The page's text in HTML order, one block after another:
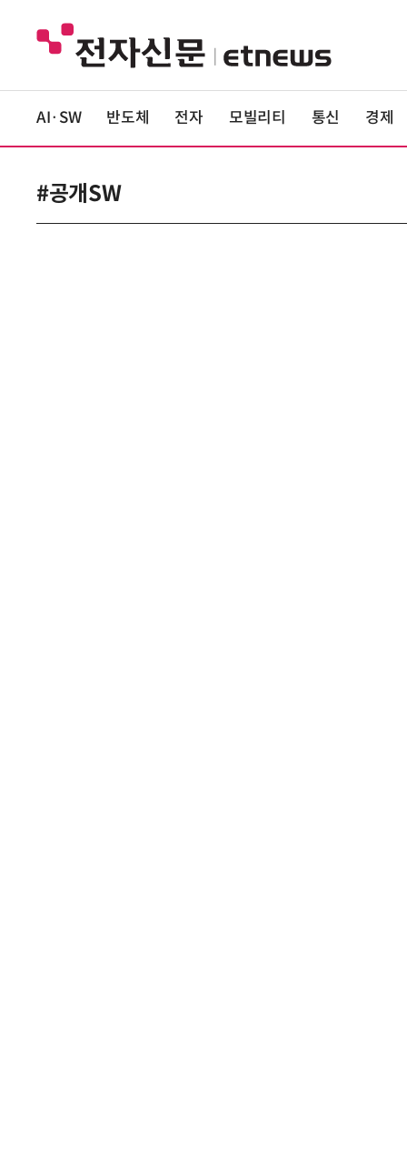
AI·SW 반도체 전자 모빌리티 통신 경제
#공개SW